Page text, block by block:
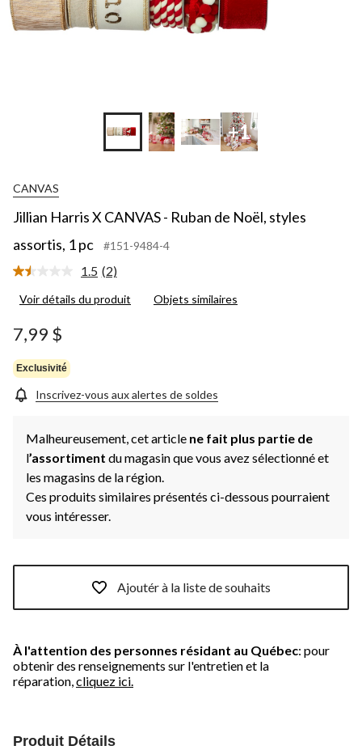
+1
CANVAS
Jillian Harris X CANVAS - Ruban de Noël, styles
assortis, 1 pc
#151-9484-4
1.5 Lire
2
(2)
Voir détails du produit Objets similaires
7,99 $
Exclusivité
Inscrivez-vous aux alertes de soldes
Malheureusement, cet article ne fait plus partie de
l’assortiment du magasin que vous avez sélectionné et
les magasins de la région.
Ces produits similaires présentés ci-dessous pourraient
vous intéresser.
Ajoutér à la liste de souhaits
À l'attention des personnes résidant au Québec: pour
obtenir des renseignements sur l'entretien et la
réparation, cliquez ici.
Produit Détails